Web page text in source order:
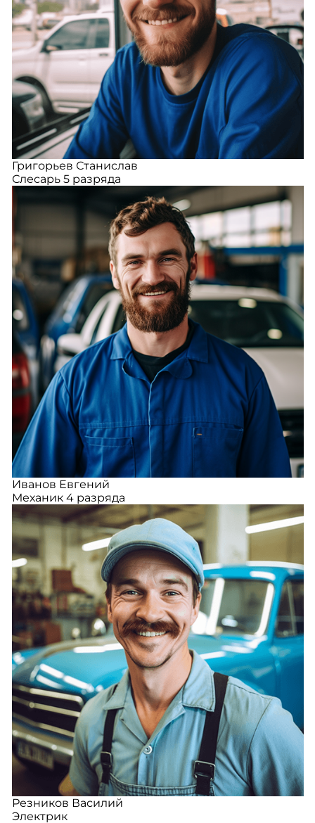
Григорьев Станислав
Слесарь 5 разряда
Иванов Евгений
Механик 4 разряда
Резников Василий
Электрик